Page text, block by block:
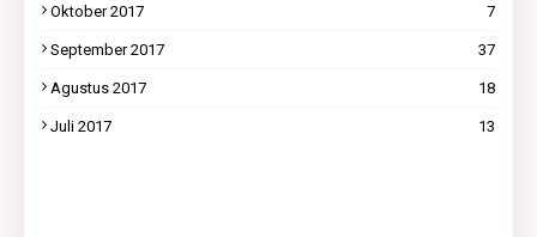
Oktober 2017 7
September 2017 37
Agustus 2017 18
Juli 2017 13